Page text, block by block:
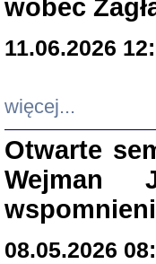
wobec
11.06.2026
więcej...
Otwarte
Wejman
08.05.2026